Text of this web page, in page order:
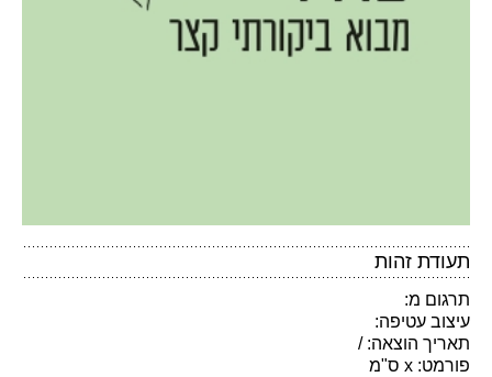
תעודת זהות
תרגום מ:
עיצוב עטיפה:
תאריך הוצאה: /
פורמט: x ס"מ